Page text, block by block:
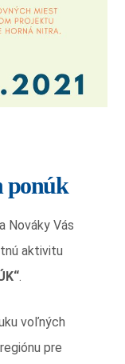
ponúk
Nováky Vás
aktivitu
.
voľných
pre